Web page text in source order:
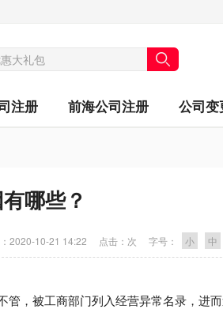
注册 前海公司注册 公司变
哪些？
2020-10-21 14:22 点击： 次 字号： 小 中
，被工商部门列入经营异常名录，进而